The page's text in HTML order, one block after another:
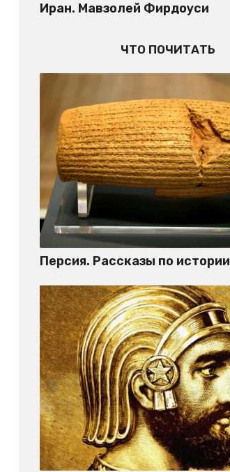
Иран. Мавзолей Фирдоуси
ЧТО ПОЧИТАТЬ
Персия. Рассказы по истории